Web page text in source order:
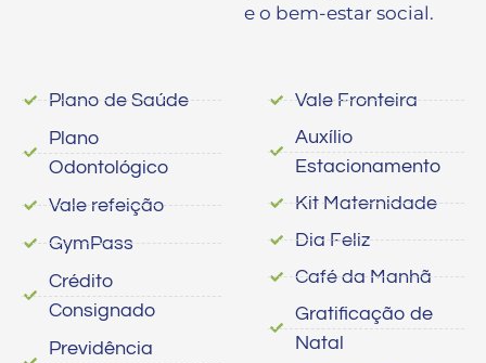
e o bem-estar social.
Plano de Saúde
Plano
Odontológico
Vale refeição
GymPass
Crédito
Consignado
Previdência
Vale Fronteira
Auxílio
Estacionamento
Kit Maternidade
Dia Feliz
Café da Manhã
Gratificação de
Natal